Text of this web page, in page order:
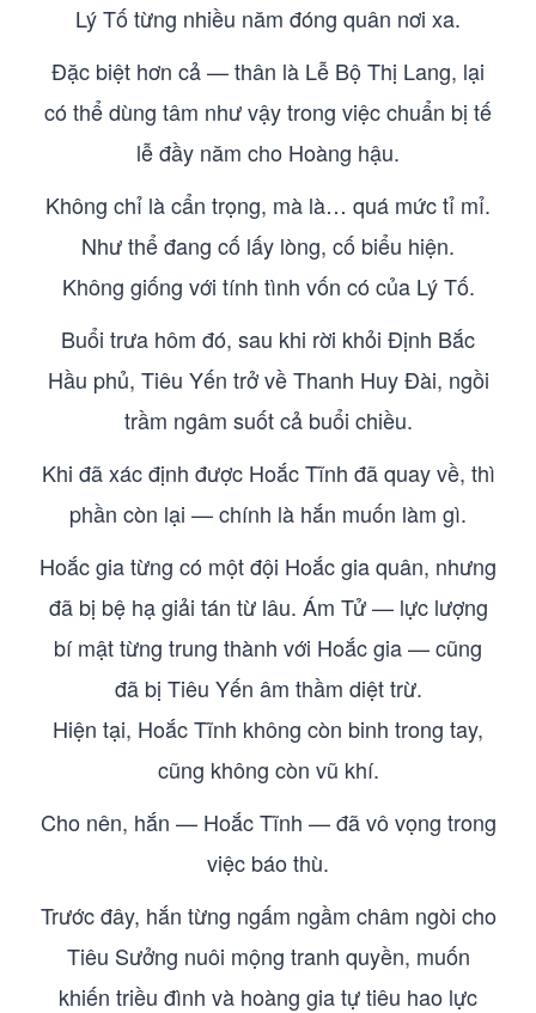
Lý Tố từng nhiều năm đóng quân nơi xa.
Đặc biệt hơn cả — thân là Lễ Bộ Thị Lang, lại
có thể dùng tâm như vậy trong việc chuẩn bị tế
lễ đầy năm cho Hoàng hậu.
Không chỉ là cẩn trọng, mà là… quá mức tỉ mỉ.
Như thể đang cố lấy lòng, cố biểu hiện.
Không giống với tính tình vốn có của Lý Tố.
Buổi trưa hôm đó, sau khi rời khỏi Định Bắc
Hầu phủ, Tiêu Yến trở về Thanh Huy Đài, ngồi
trầm ngâm suốt cả buổi chiều.
Khi đã xác định được Hoắc Tĩnh đã quay về, thì
phần còn lại — chính là hắn muốn làm gì.
Hoắc gia từng có một đội Hoắc gia quân, nhưng
đã bị bệ hạ giải tán từ lâu. Ám Tử — lực lượng
bí mật từng trung thành với Hoắc gia — cũng
đã bị Tiêu Yến âm thầm diệt trừ.
Hiện tại, Hoắc Tĩnh không còn binh trong tay,
cũng không còn vũ khí.
Cho nên, hắn — Hoắc Tĩnh — đã vô vọng trong
việc báo thù.
Trước đây, hắn từng ngấm ngầm châm ngòi cho
Tiêu Sưởng nuôi mộng tranh quyền, muốn
khiến triều đình và hoàng gia tự tiêu hao lực